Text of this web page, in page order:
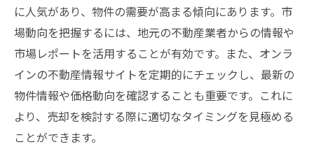
に人気があり、物件の需要が高まる傾向にあります。市
場動向を把握するには、地元の不動産業者からの情報や
市場レポートを活用することが有効です。また、オンラ
インの不動産情報サイトを定期的にチェックし、最新の
物件情報や価格動向を確認することも重要です。これに
より、売却を検討する際に適切なタイミングを見極める
ことができます。